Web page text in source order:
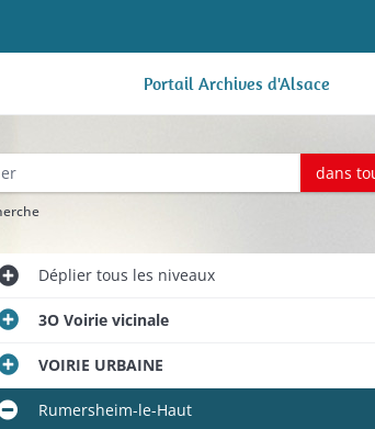
Portail Archives d'Alsace
dans
Dépliertous les niveaux
3O Voirie vicinale
VOIRIE URBAINE
Rumersheim-le-Haut